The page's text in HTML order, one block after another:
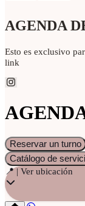
AGENDA
Esto es exclusivo
link
Reservar un turno
Catálogo de
📍 | Ver ubicación